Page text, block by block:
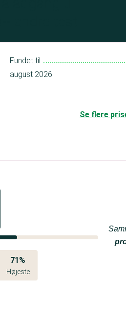
Fundet til
august 2026
Se flere
71%
Højeste